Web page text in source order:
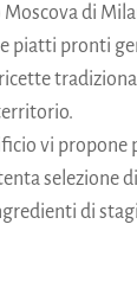
Moscova di
piatti pronti
vi propone
selezione
di